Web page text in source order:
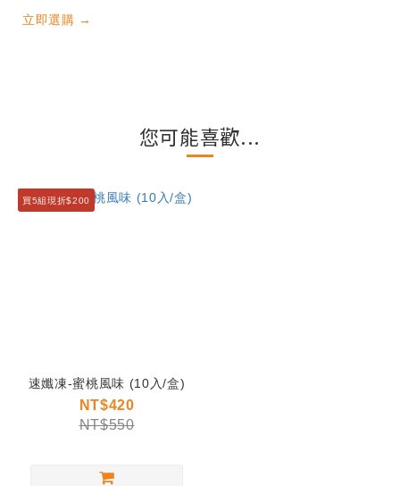
立即選購 →
您可能喜歡...
買5組現折$200
速孅凍-蜜桃風味 (10入/盒)
NT$420
NT$550